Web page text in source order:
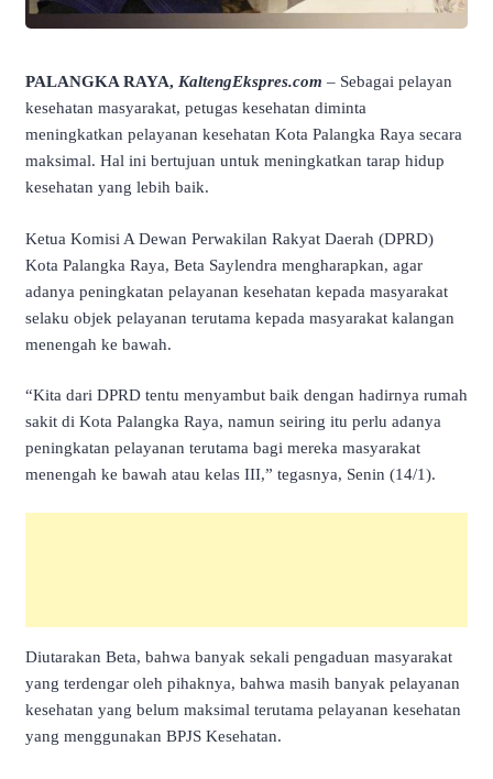
PALANGKA RAYA, KaltengEkspres.com – Sebagai pelayan
kesehatan masyarakat, petugas kesehatan diminta
meningkatkan pelayanan kesehatan Kota Palangka Raya secara
maksimal. Hal ini bertujuan untuk meningkatkan tarap hidup
kesehatan yang lebih baik.
Ketua Komisi A Dewan Perwakilan Rakyat Daerah (DPRD)
Kota Palangka Raya, Beta Saylendra mengharapkan, agar
adanya peningkatan pelayanan kesehatan kepada masyarakat
selaku objek pelayanan terutama kepada masyarakat kalangan
menengah ke bawah.
“Kita dari DPRD tentu menyambut baik dengan hadirnya rumah
sakit di Kota Palangka Raya, namun seiring itu perlu adanya
peningkatan pelayanan terutama bagi mereka masyarakat
menengah ke bawah atau kelas III,” tegasnya, Senin (14/1).
Diutarakan Beta, bahwa banyak sekali pengaduan masyarakat
yang terdengar oleh pihaknya, bahwa masih banyak pelayanan
kesehatan yang belum maksimal terutama pelayanan kesehatan
yang menggunakan BPJS Kesehatan.